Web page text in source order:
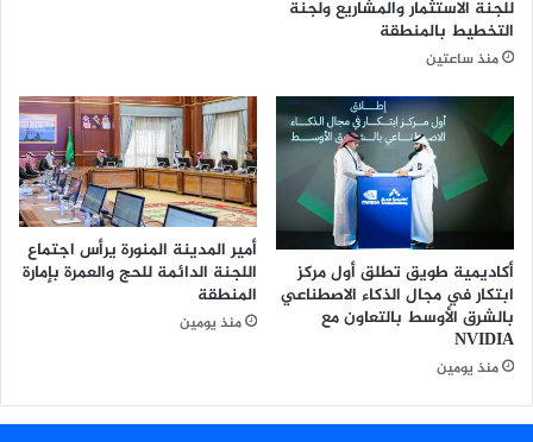
ن
و
ا
ر
للجنة الاستثمار والمشاريع ولجنة
التخطيط بالمنطقة
منذ ساعتين
أكاديمية طويق تطلق أول مركز
ابتكار في مجال الذكاء الاصطناعي
بالشرق الأوسط بالتعاون مع
NVIDIA
منذ يومين
أمير المدينة المنورة يرأس اجتماع
اللجنة الدائمة للحج والعمرة بإمارة
المنطقة
منذ يومين